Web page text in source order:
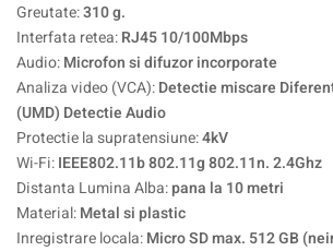
Greutate:310 g.
Interfata retea:RJ45 10/100Mbps
Audio:Microfon si difuzor incorporate
Analiza video (VCA):Detectie miscare
(UMD) Detectie Audio
Protectie la supratensiune:4kV
Wi-Fi:IEEE802.11b 802.11g 802.11n. 2.4Ghz
Distanta Lumina Alba:pana la 10 metri
Material:Metal si plastic
Inregistrare locala:Micro SD max. 512 GB